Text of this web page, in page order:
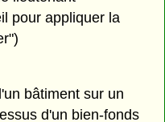
pour appliquer la
bâtiment sur un
d'un bien-fonds